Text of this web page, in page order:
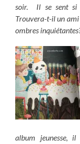
soir. Il se sent si
Trouvera-t-il un ami
ombres
album jeunesse, il